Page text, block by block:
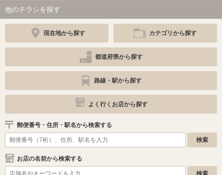
他のチラシを探す
現在地から探す カテゴリから探す
都道府県から探す
路線・駅から探す
よく行くお店から探す
郵便番号・住所・駅名から検索する
お店の名前から検索する